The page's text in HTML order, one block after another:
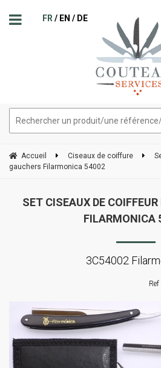
FR EN DE
Accueil Ciseaux de coiffure
gauchers Filarmonica 54002
SET CISEAUX DE
FILARMONICA
3C54002